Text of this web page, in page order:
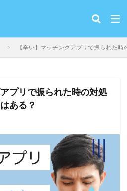
【辛い】マッチングアプリで振られた
プリで振られた時の対処
ある？